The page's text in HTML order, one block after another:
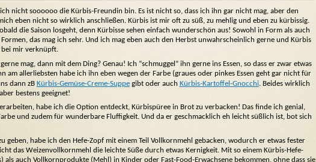
nicht soooooo die Kürbis-Freundin bin. Es ist nicht so, dass ich ihn gar nicht mag, aber den
eben nicht so wirklich anschließen. Kürbis ist mir oft zu süß, zu mehlig und eben zu kürbissig.
die Saison losgeht, denn Kürbisse sehen einfach wunderschön aus! Sowohl in Form als auch
das mag ich sehr. Und ich mag eben auch den Herbst unwahrscheinlich gerne und Kürbis
bei mir verknüpft.
mag, dann mit dem Ding? Genau! Ich “schmuggel” ihn gerne ins Essen, so dass er zwar etwas
am allerliebsten habe ich ihn eben wegen der Farbe (graues oder pinkes Essen geht gar nicht für
dann zB Kürbis-Gemüse-Creme-Suppegibt oder auch Kürbis-Kartoffel-Gnocchi. Beides wirklich
bestens geeignet!
habe ich die Option entdeckt, Kürbispüree in Brot zu verbacken! Das finde ich genial,
und zudem für wunderbare Fluffigkeit. Und da er geschmacklich eh leicht süßlich ist, bot sich
geben, habe ich den Hefe-Zopf mit einem Teil Vollkornmehl gebacken, wodurch er etwas fester
das Weizenvollkornmehl die leichte Süße durch etwas Kernigkeit. Mit so einem Kürbis-Hefe-
als auch Vollkornprodukte (Mehl) in Kinder oder Fast-Food-Erwachsene bekommen, ohne dass sie